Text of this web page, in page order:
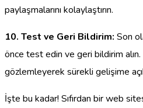
paylaşmalarını kolaylaştırın.
10. Test ve Geri Bildirim: Son
önce test edin ve geri bildirim alın.
gözlemleyerek sürekli gelişime
İşte bu kadar! Sıfırdan bir web